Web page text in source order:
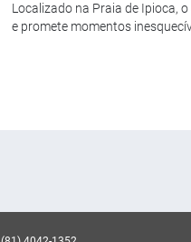
Localizado na Praia de Ipioca,
e promete momentos